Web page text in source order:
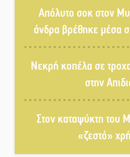
την τέχνη
δίνει
του Λαχίου
Απόλυτο σοκ στον
άνδρα βρέθηκε μέσα
Νεκρή κοπέλα σε
στην
Στον καταψύκτη του
«ζεστό»